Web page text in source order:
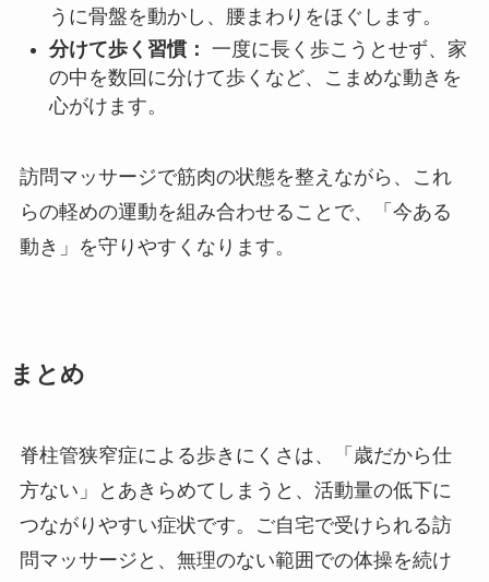
うに骨盤を動かし、腰まわりをほぐします。
分けて歩く習慣： 一度に長く歩こうとせず、家
の中を数回に分けて歩くなど、こまめな動きを
心がけます。
訪問マッサージで筋肉の状態を整えながら、これ
らの軽めの運動を組み合わせることで、「今ある
動き」を守りやすくなります。
まとめ
脊柱管狭窄症による歩きにくさは、「歳だから仕
方ない」とあきらめてしまうと、活動量の低下に
つながりやすい症状です。ご自宅で受けられる訪
問マッサージと、無理のない範囲での体操を続け